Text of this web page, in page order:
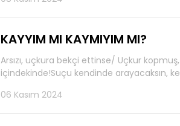
KAYYIM MI KAYMIYIM MI?
Arsızı, uçkura bekçi ettinse/ Uçkur
içindekinde!Suçu kendinde arayacaksın,
06 Kasım 2024